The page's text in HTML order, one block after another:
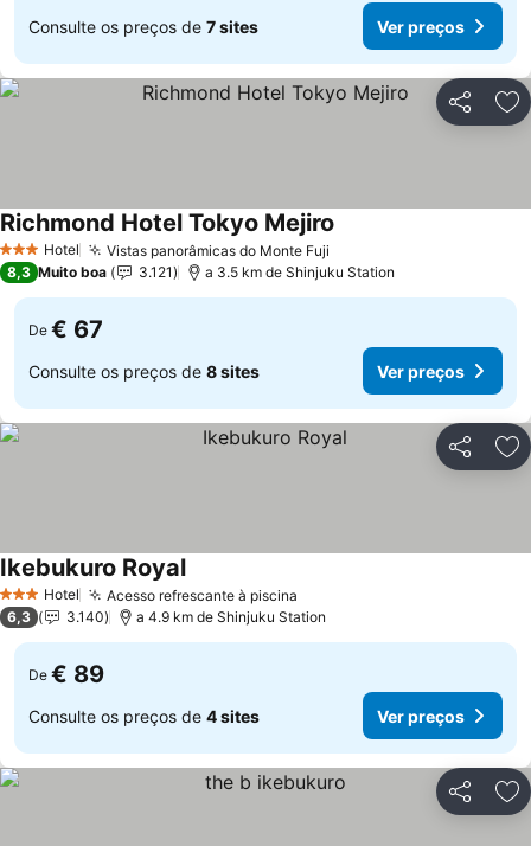
Consulte os preços de 7 sites Ver preços
Partilhar
3 EstrelasHotel Vistas panorâmicas do Monte Fuji
Richmond Hotel Tokyo Mejiro
8,3 Muito boa 3.121 a 3.5 km de Shinjuku Station
De € 67
Consulte os preços de 8 sites Ver preços
Partilhar
3 EstrelasHotel Acesso refrescante à piscina
Ikebukuro Royal
6,3 3.140 a 4.9 km de Shinjuku Station
De € 89
Consulte os preços de 4 sites Ver preços
Partilhar